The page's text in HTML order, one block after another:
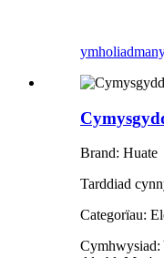
ymholiad
Brand: Huate
Tarddiad
Categorïau:
Cymhwysiad: